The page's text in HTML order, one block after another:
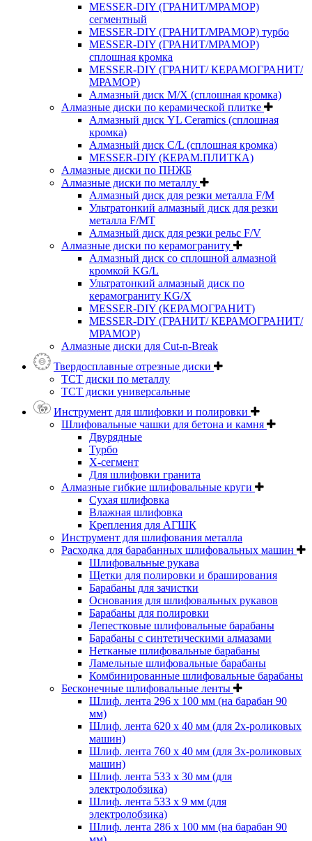
MESSER-DIY (ГРАНИТ/МРАМОР)
сегментный
MESSER-DIY (ГРАНИТ/МРАМОР) турбо
MESSER-DIY (ГРАНИТ/МРАМОР)
сплошная кромка
MESSER-DIY (ГРАНИТ/ КЕРАМОГРАНИТ/
МРАМОР)
Алмазный диск M/X (сплошная кромка)
Алмазные диски по керамической плитке
Алмазный диск YL Ceramics (сплошная
кромка)
Алмазный диск C/L (сплошная кромка)
MESSER-DIY (КЕРАМ.ПЛИТКА)
Алмазные диски по ПНЖБ
Алмазные диски по металлу
Алмазный диск для резки металла F/M
Ультратонкий алмазный диск для резки
металла F/MT
Алмазный диск для резки рельс F/V
Алмазные диски по керамограниту
Алмазный диск со сплошной алмазной
кромкой KG/L
Ультратонкий алмазный диск по
керамограниту KG/X
MESSER-DIY (КЕРАМОГРАНИТ)
MESSER-DIY (ГРАНИТ/ КЕРАМОГРАНИТ/
МРАМОР)
Алмазные диски для Cut-n-Break
Твердосплавные отрезные диски
ТСТ диски по металлу
ТСТ диски универсальные
Инструмент для шлифовки и полировки
Шлифовальные чашки для бетона и камня
Двурядные
Турбо
Х-сегмент
Для шлифовки гранита
Алмазные гибкие шлифовальные круги
Cухая шлифовка
Влажная шлифовка
Крепления для АГШК
Инструмент для шлифования металла
Расходка для барабанных шлифовальных машин
Шлифовальные рукава
Щетки для полировки и браширования
Барабаны для зачистки
Основания для шлифовальных рукавов
Барабаны для полировки
Лепестковые шлифовальные барабаны
Барабаны с синтетическими алмазами
Нетканые шлифовальные барабаны
Ламельные шлифовальные барабаны
Комбинированные шлифовальные барабаны
Бесконечные шлифовальные ленты
Шлиф. лента 296 х 100 мм (на барабан 90
мм)
Шлиф. лента 620 х 40 мм (для 2х-роликовых
машин)
Шлиф. лента 760 х 40 мм (для 3х-роликовых
машин)
Шлиф. лента 533 х 30 мм (для
электролобзика)
Шлиф. лента 533 х 9 мм (для
электролобзика)
Шлиф. лента 286 х 100 мм (на барабан 90